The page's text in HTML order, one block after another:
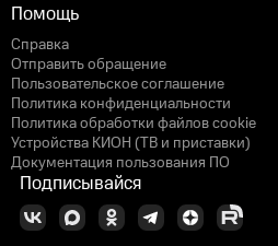
Помощь
Справка
Отправить обращение
Пользовательское соглашение
Политика конфиденциальности
Политика обработки файлов cookie
Устройства КИОН (ТВ и приставки)
Документация пользования ПО
Подписывайся